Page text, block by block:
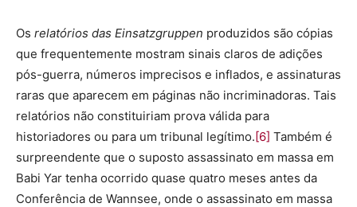
Os relatórios das Einsatzgruppen produzidos são cópias
que frequentemente mostram sinais claros de adições
pós-guerra, números imprecisos e inflados, e assinaturas
raras que aparecem em páginas não incriminadoras. Tais
relatórios não constituiriam prova válida para
historiadores ou para um tribunal legítimo.[6] Também é
surpreendente que o suposto assassinato em massa em
Babi Yar tenha ocorrido quase quatro meses antes da
Conferência de Wannsee, onde o assassinato em massa